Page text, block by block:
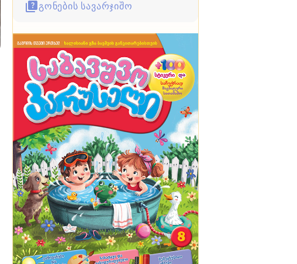
გონების სავარჯიშო